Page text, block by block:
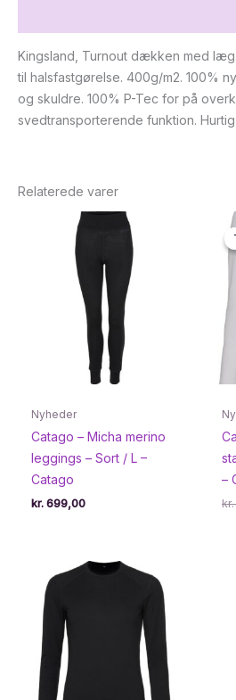
Kingsland, Turnout dækken med
til halsfastgørelse. 400g/m2. 100%
og skuldre. 100% P-Tec for på
svedtransporterende funktion.
Relaterede varer
Nyheder
Catago – Micha merino
leggings – Sort / L –
Catago
kr. 699,00
–
kr.